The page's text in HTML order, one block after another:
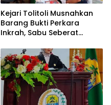
Kejari Tolitoli Musnahkan
Barang Bukti Perkara
Inkrah, Sabu Seberat
Dimusnahkan